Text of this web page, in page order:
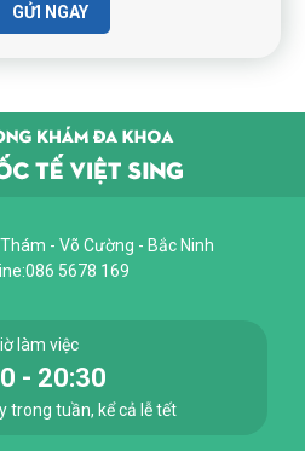
GỬI NGAY
- Võ Cường - Bắc Ninh
086 5678 169
làm việc
- 20:30
trong tuần, kể cả lễ tết